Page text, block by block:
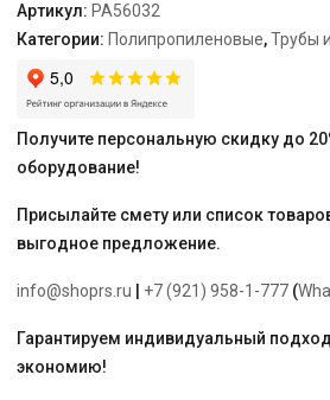
32,
бел.
"PRO
AQUA"
Артикул: PA56032
Категории: Полипропиленовые,Трубы
Получите персональную скидку до
оборудование!
Присылайте смету или список
выгодное предложение.
info@shoprs.ru +7 (921) 958-1-777 (
Гарантируем индивидуальный
экономию!